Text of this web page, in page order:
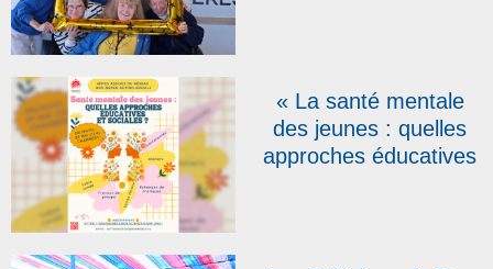
Coopérateurs fêtés en
Belgique
« La santé mentale
des jeunes : quelles
approches éducatives